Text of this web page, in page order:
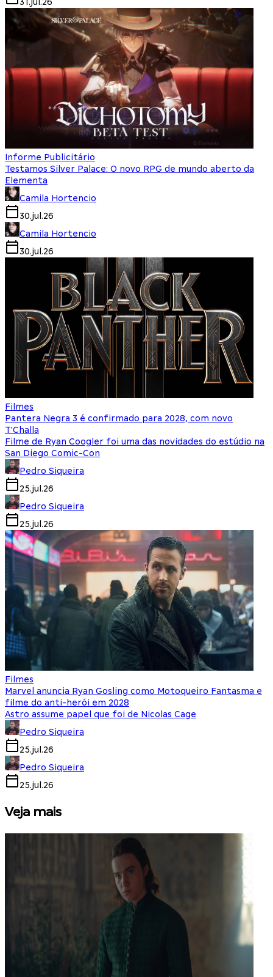
Informe Publicitário
Testamos Silver Palace: O novo RPG de mundo aberto da
Elementa
Camila Hortencio
30.jul.26
Camila Hortencio
30.jul.26
Filmes
Pantera Negra 3 é confirmado para 2028, com novo
T'Challa
Filme de Ryan Coogler foi uma das novidades do estúdio na
San Diego Comic-Con
Pedro Siqueira
25.jul.26
Pedro Siqueira
25.jul.26
Filmes
Marvel anuncia Ryan Gosling como Motoqueiro Fantasma e
filme do anti-herói em 2028
Astro assume papel que foi de Nicolas Cage
Pedro Siqueira
25.jul.26
Pedro Siqueira
25.jul.26
Veja mais